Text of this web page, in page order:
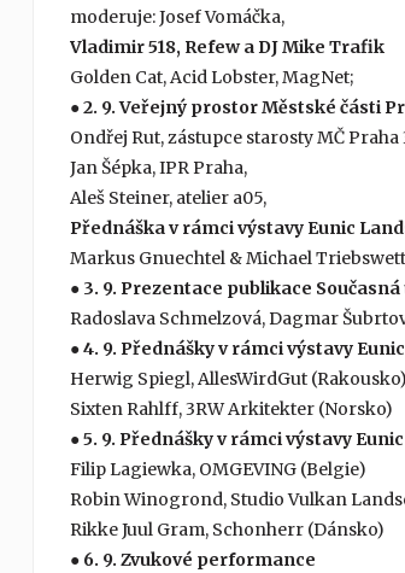
moderuje: Josef Vomáčka,
Vladimir 518, Refew a DJ Mike Trafik
Golden Cat, Acid Lobster, MagNet;
● 2. 9. Veřejný prostor Městské části
Ondřej Rut, zástupce starosty MČ Praha
Jan Šépka, IPR Praha,
Aleš Steiner, atelier a05,
Přednáška v rámci výstavy Eunic
Markus Gnuechtel & Michael
● 3. 9. Prezentace publikace
Radoslava Schmelzová, Dagmar
● 4. 9. Přednášky v rámci výstavy
Herwig Spiegl, AllesWirdGut (Rakousko)
Sixten Rahlff, 3RW Arkitekter (Norsko)
● 5. 9. Přednášky v rámci výstavy
Filip Lagiewka, OMGEVING (Belgie)
Robin Winogrond, Studio Vulkan
Rikke Juul Gram, Schonherr (Dánsko)
● 6. 9. Zvukové performance